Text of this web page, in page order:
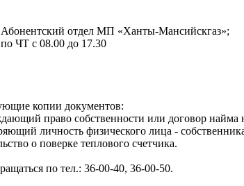
Абонентский отдел МП «Ханты-Мансийскгаз»;
ЧТ с 08.00 до 17.30
копии документов:
право собственности или договор
личность физического лица -
о поверке теплового счетчика.
по тел.: 36-00-40, 36-00-50.